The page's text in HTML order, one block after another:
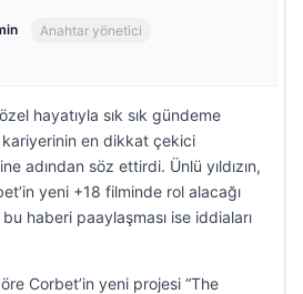
Anahtar yönetici
hayatıyla sık sık gündeme
en dikkat çekici
adından söz ettirdi. Ünlü yıldızın,
yeni +18 filminde rol alacağı
haberi paaylaşması ise iddiaları
Corbet’in yeni projesi “The